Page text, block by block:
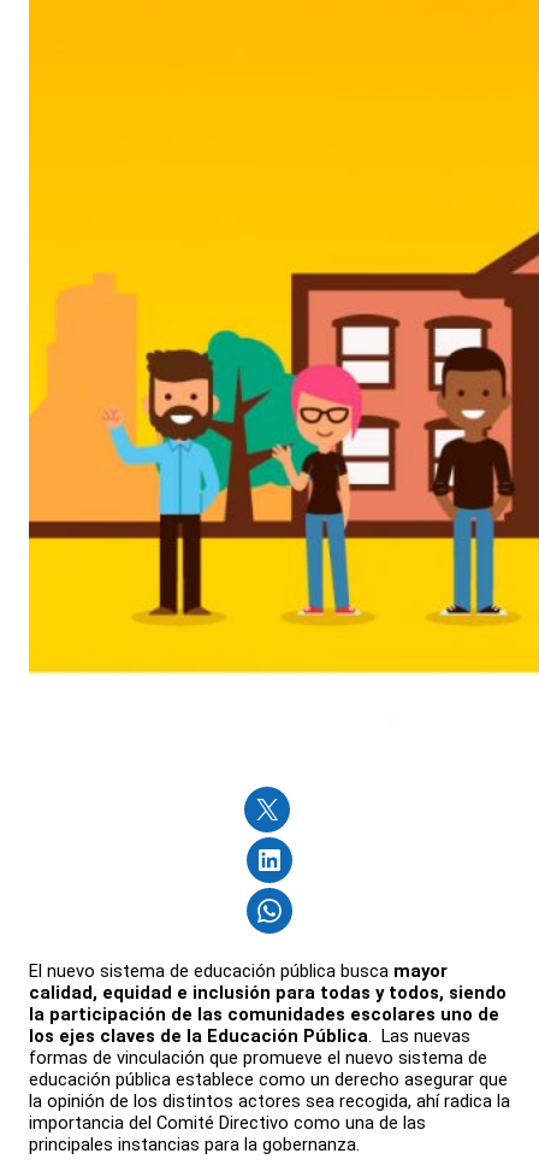
El nuevo sistema de educación pública busca mayor
calidad, equidad e inclusión para todas y todos, siendo
la participación de las comunidades escolares uno de
los ejes claves de la Educación Pública. Las nuevas
formas de vinculación que promueve el nuevo sistema de
educación pública establece como un derecho asegurar que
la opinión de los distintos actores sea recogida, ahí radica la
importancia del Comité Directivo como una de las
principales instancias para la gobernanza.